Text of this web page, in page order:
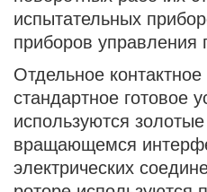
испытательных
приборов управления
Отдельное
стандартное готовое
используются
вращающемся
электрических